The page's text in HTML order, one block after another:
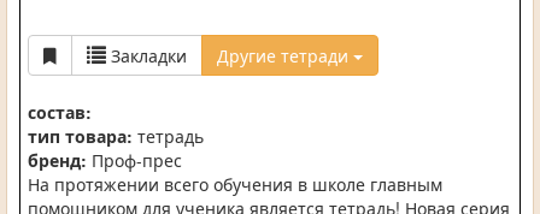
Закладки Другие тетради
состав:
тип товара: тетрадь
бренд: Проф-прес
На протяжении всего обучения в школе главным
помощником для ученика является тетрадь! Новая серия